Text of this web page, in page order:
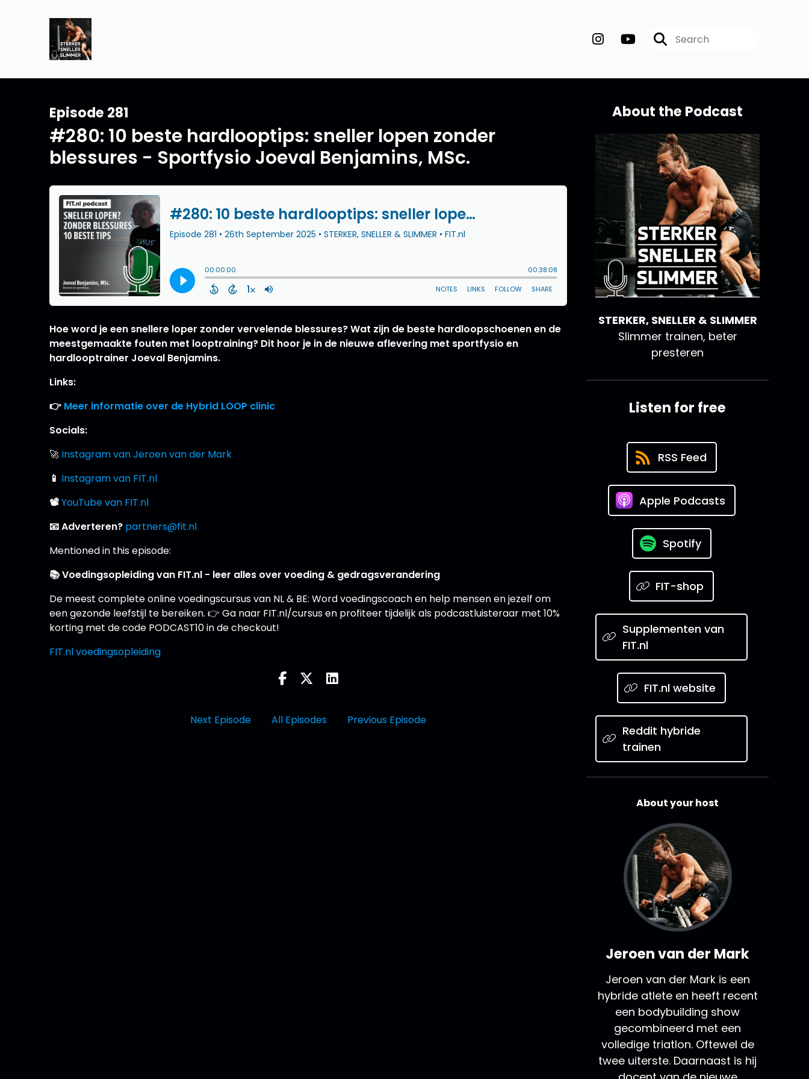
Episode 281
#280: 10 beste hardlooptips: sneller lopen zonder
blessures - Sportfysio Joeval Benjamins, MSc.
Hoe word je een snellere loper zonder vervelende blessures? Wat zijn de beste hardloopschoenen en de
meestgemaakte fouten met looptraining? Dit hoor je in de nieuwe aflevering met sportfysio en
hardlooptrainer Joeval Benjamins.
Links:
👉 Meer informatie over de Hybrid LOOP clinic
Socials:
🚀 Instagram van Jeroen van der Mark
📱 Instagram van FIT.nl
📽YouTube van FIT.nl
📧 Adverteren? partners@fit.nl
Mentioned in this episode:
📚 Voedingsopleiding van FIT.nl - leer alles over voeding & gedragsverandering
De meest complete online voedingscursus van NL & BE: Word voedingscoach en help mensen en jezelf om
een gezonde leefstijl te bereiken. 👉 Ga naar FIT.nl/cursus en profiteer tijdelijk als podcastluisteraar met 10%
korting met de code PODCAST10 in de checkout!
FIT.nl voedingsopleiding
Next Episode All Episodes Previous Episode
About the Podcast
STERKER, SNELLER & SLIMMER
Slimmer trainen, beter
presteren
Listen for free
RSS Feed
Apple Podcasts
Spotify
FIT-shop
Supplementen van
FIT.nl
FIT.nl website
Reddit hybride
trainen
About your host
Jeroen van der Mark
Jeroen van der Mark is een
hybride atlete en heeft recent
een bodybuilding show
gecombineerd met een
volledige triatlon. Oftewel de
twee uiterste. Daarnaast is hij